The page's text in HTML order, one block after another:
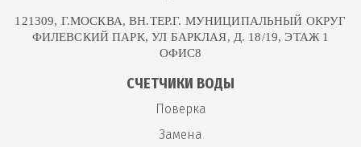
121309, Г.МОСКВА, ВН.ТЕР.Г. МУНИЦИПАЛЬНЫЙ ОКРУГ
ФИЛЕВСКИЙ ПАРК, УЛ БАРКЛАЯ, Д. 18/19, ЭТАЖ 1
ОФИС8
СЧЕТЧИКИ ВОДЫ
Поверка
Замена